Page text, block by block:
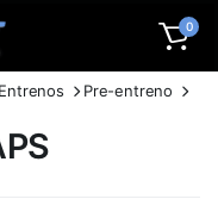
0
Pre-entreno